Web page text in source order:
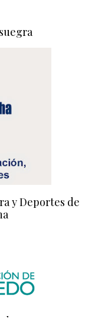
y Deportes de